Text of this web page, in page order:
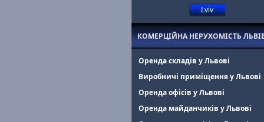
Lviv
КОМЕРЦІЙНА НЕРУХОМІСТЬ
Оренда складів у Львові
Виробничі приміщення у Львові
Оренда офісів у Львові
Оренда майданчиків у Львові
Допоможемо знайти